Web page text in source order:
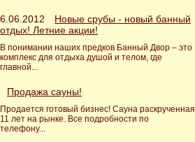
6.06.2012
Новые срубы - новый банный
отдых! Летние акции!
В понимании наших предков Банный Двор – это
комплекс для отдыха душой и телом, где
главной...
Продажа сауны!
Продается готовый бизнес! Сауна раскрученная
11 лет на рынке. Все подробности по
телефону...